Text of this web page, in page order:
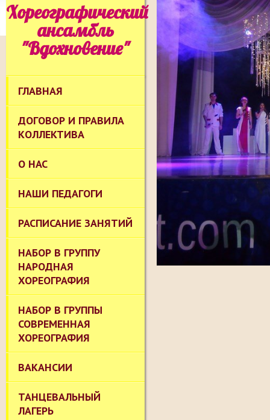
Хореографический
ансамбль
"Вдохновение"
ГЛАВНАЯ
ДОГОВОР И ПРАВИЛА
КОЛЛЕКТИВА
О НАС
НАШИ ПЕДАГОГИ
РАСПИСАНИЕ ЗАНЯТИЙ
НАБОР В ГРУППУ
НАРОДНАЯ
ХОРЕОГРАФИЯ
НАБОР В ГРУППЫ
СОВРЕМЕННАЯ
ХОРЕОГРАФИЯ
ВАКАНСИИ
ТАНЦЕВАЛЬНЫЙ
ЛАГЕРЬ